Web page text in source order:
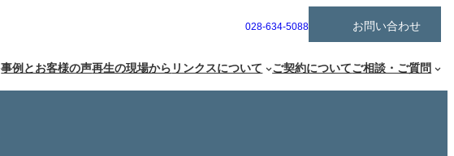
ア
ン
リ
ン
028-634-5088
グ
ー
お問い合わせ
事例とお客様の声再生の現場から リンクスについて ご契約についてご相談・ご質問